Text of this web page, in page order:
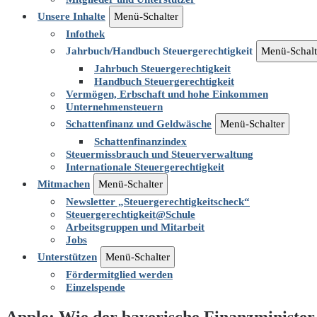
Unsere Inhalte
Menü-Schalter
Infothek
Jahrbuch/Handbuch Steuergerechtigkeit
Menü-
Jahrbuch Steuergerechtigkeit
Handbuch Steuergerechtigkeit
Vermögen, Erbschaft und hohe Einkommen
Unternehmensteuern
Schattenfinanz und Geldwäsche
Menü-Schalter
Schattenfinanzindex
Steuermissbrauch und Steuerverwaltung
Internationale Steuergerechtigkeit
Mitmachen
Menü-Schalter
Newsletter „Steuergerechtigkeitscheck“
Steuergerechtigkeit@Schule
Arbeitsgruppen und Mitarbeit
Jobs
Unterstützen
Menü-Schalter
Fördermitglied werden
Einzelspende